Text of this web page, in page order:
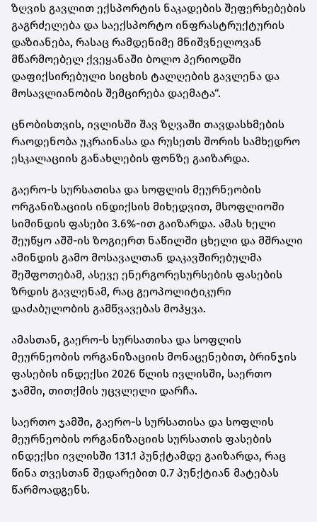
ზღვის გავლით ექსპორტის ნაკადების შეფერხებების
გაგრძელება და საექსპორტო ინფრასტრუქტურის
დაზიანება, რასაც რამდენიმე მნიშვნელოვან
მწარმოებელ ქვეყანაში ბოლო პერიოდში
დაფიქსირებული სიცხის ტალღების გავლენა და
მოსავლიანობის შემცირება დაემატა“.
ცნობისთვის, ივლისში შავ ზღვაში თავდასხმების
რაოდენობა უკრაინასა და რუსეთს შორის სამხედრო
ესკალაციის განახლების ფონზე გაიზარდა.
გაერო-ს სურსათისა და სოფლის მეურნეობის
ორგანიზაციის ინდიქსის მიხედვით, მსოფლიოში
სიმინდის ფასები 3.6%-ით გაიზარდა. ამას ხელი
შეუწყო აშშ-ის ზოგიერთ ნაწილში ცხელი და მშრალი
ამინდის გამო მოსავალთან დაკავშირებულმა
შეშფოთებამ, ასევე ენერგორესურსების ფასების
ზრდის გავლენამ, რაც გეოპოლიტიკური
დაძაბულობის გამწვავებას მოჰყვა.
ამასთან, გაერო-ს სურსათისა და სოფლის
მეურნეობის ორგანიზაციის მონაცენებით, ბრინჯის
ფასების ინდექსი 2026 წლის ივლისში, საერთო
ჯამში, თითქმის უცვლელი დარჩა.
საერთო ჯამში, გაერო-ს სურსათისა და სოფლის
მეურნეობის ორგანიზაციის სურსათის ფასების
ინდექსი ივლისში 131.1 პუნქტამდე გაიზარდა, რაც
წინა თვესთან შედარებით 0.7 პუნქტიან მატებას
წარმოადგენს.